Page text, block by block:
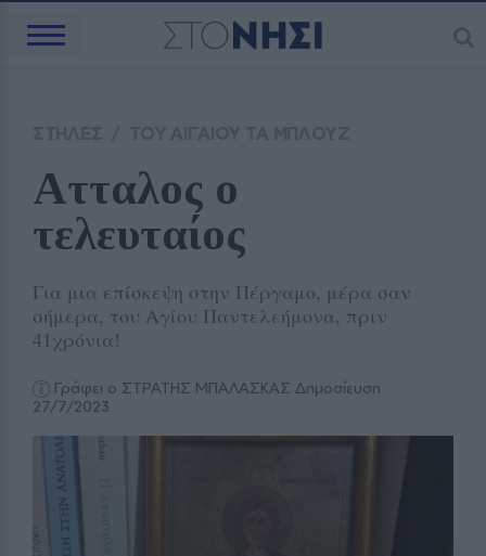
Ατταλος ο
τελευταίος
Για μια επίσκεψη στην Πέργαμο, μέρα σαν
σήμερα, του Αγίου Παντελεήμονα, πριν
41χρόνια!
Γράφει ο ΣΤΡΑΤΗΣ ΜΠΑΛΑΣΚΑΣ Δημοσίευση
27/7/2023